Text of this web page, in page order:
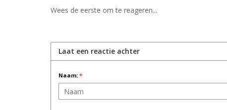
Wees de eerste om te reageren...
Laat een reactie achter
Naam: *